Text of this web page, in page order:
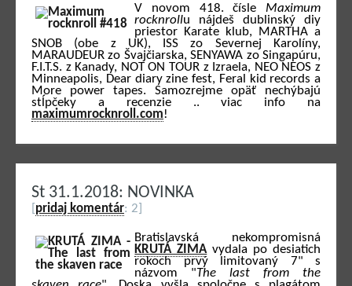
V novom 418. čísle Maximum
rocknrollu nájdeš dublinský diy
priestor Karate klub, MARTHA a
SNOB (obe z UK), ISS zo Severnej Karolíny,
MARAUDEUR zo Švajčiarska, SENYAWA zo Singapúru,
F.I.T.S. z Kanady, NOT ON TOUR z Izraela, NEO NEOS z
Minneapolis, Dear diary zine fest, Feral kid records a
More power tapes. Samozrejme opäť nechýbajú
stĺpčeky a recenzie .. viac info na
maximumrocknroll.com!
St 31.1.2018: NOVINKA
pridaj komentár: 2]
Bratislavská nekompromisná
KRUTÁ ZIMAvydala po desiatich
rokoch prvý limitovaný 7" s
názvom "The last from the